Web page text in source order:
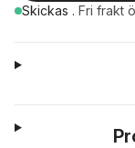
Skickas . Fri frakt